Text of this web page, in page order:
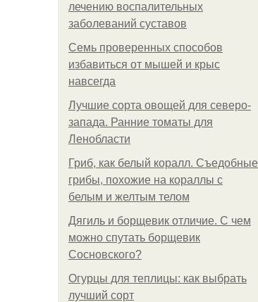
лечению воспалительных
заболеваний суставов
Семь проверенных способов
избавиться от мышей и крыс
навсегда
Лучшие сорта овощей для северо-
запада. Ранние томаты для
Ленобласти
Гриб, как белый коралл. Съедобные
грибы, похожие на кораллы с
белым и желтым телом
Дягиль и борщевик отличие. С чем
можно спутать борщевик
Сосновского?
Огурцы для теплицы: как выбрать
лучший сорт